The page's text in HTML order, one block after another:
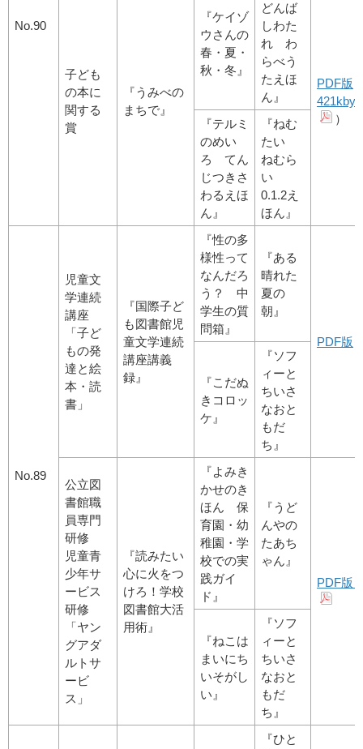
No.90
子ども
の本に
関する
賞
『うみべの
まちで』
『ケイゾ
ウさんの
春・夏・
秋・冬』
どんば
しわた
れ わ
らべう
たえほ
ん』
PDF版
）
『テルミ
のめい
ろ てん
じつきさ
わるえほ
ん』
『ねむ
たい
ねむら
い
0.1.2え
ほん』
No.89
児童文
学連続
講座
「子ど
もの発
達と絵
本・読
書」
『国際子ど
も図書館児
童文学連続
講座講義
録』
『性の多
様性って
なんだろ
う？ 中
学生の質
問箱』
『ある
晴れた
夏の
朝』
PDF版
『こだぬ
きコロッ
ケ』
『ソフ
ィーと
ちいさ
なおと
もだ
ち』
公立図
書館職
員専門
研修
児童青
少年サ
ービス
研修
「ヤン
グアダ
ルトサ
ービ
ス」
『読みたい
心に火をつ
けろ！学校
図書館大活
用術』
『よみき
かせのき
ほん 保
育園・幼
稚園・学
校での実
践ガイ
ド』
『うど
んやの
たあち
ゃん』
PDF版
『ねこは
まいにち
いそがし
い』
『ソフ
ィーと
ちいさ
なおと
もだ
ち』
『ひと